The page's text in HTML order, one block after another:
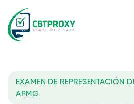
APMG International es un instituto de
EXAMEN DE REPRESENTACIÓN
APMG